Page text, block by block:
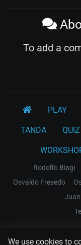
We use cookies to
To add a
PLAY
TANDA QUIZ
Rodolfo Biagi
Osvaldo Fresedo
Juan